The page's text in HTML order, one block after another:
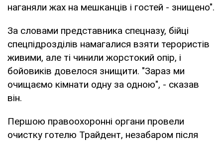
наганяли жах на мешканців і гостей - знищено".
За словами представника спецназу, бійці
спецпідрозділів намагалися взяти терористів
живими, але ті чинили жорстокий опір, і
бойовиків довелося знищити. "Зараз ми
очищаємо кімнати одну за одною", - сказав
він.
Першою правоохоронні органи провели
очистку готелю Трайдент, незабаром після